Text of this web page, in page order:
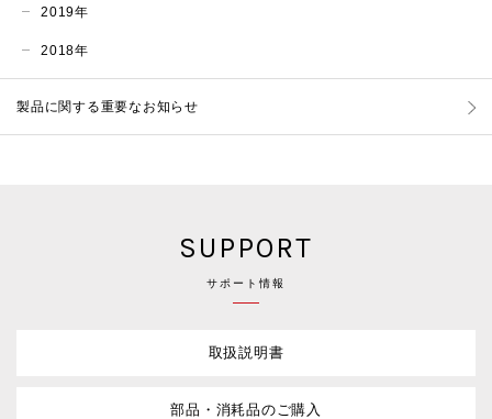
2019年
2018年
製品に関する重要なお知らせ
SUPPORT
サポート情報
取扱説明書
部品・消耗品のご購入